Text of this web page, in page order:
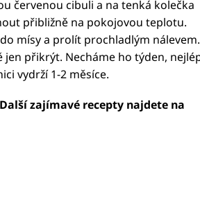
červenou cibuli a na tenká kolečka
přibližně na pokojovou teplotu.
mísy a prolít prochladlým nálevem.
přikrýt. Necháme ho týden,
vydrží 1-2 měsíce.
zajímavé recepty najdete na